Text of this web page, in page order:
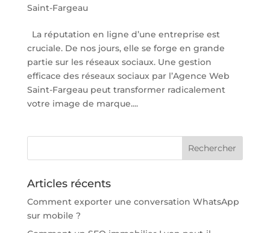
Saint-Fargeau
La réputation en ligne d’une entreprise est
cruciale. De nos jours, elle se forge en grande
partie sur les réseaux sociaux. Une gestion
efficace des réseaux sociaux par l’Agence Web
Saint-Fargeau peut transformer radicalement
votre image de marque....
Articles récents
Comment exporter une conversation WhatsApp
sur mobile ?